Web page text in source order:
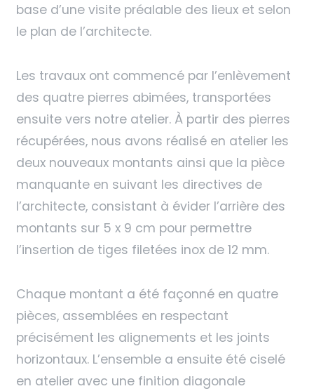
base d’une visite préalable des lieux et selon
le plan de l’architecte.
Les travaux ont commencé par l’enlèvement
des quatre pierres abimées, transportées
ensuite vers notre atelier. À partir des pierres
récupérées, nous avons réalisé en atelier les
deux nouveaux montants ainsi que la pièce
manquante en suivant les directives de
l’architecte, consistant à évider l’arrière des
montants sur 5 x 9 cm pour permettre
l’insertion de tiges filetées inox de 12 mm.
Chaque montant a été façonné en quatre
pièces, assemblées en respectant
précisément les alignements et les joints
horizontaux. L’ensemble a ensuite été ciselé
en atelier avec une finition diagonale